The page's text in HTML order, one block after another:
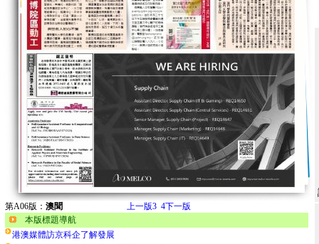
第A06版： 澳聞 上一版3 4下一版
本版標題導航
港澳媒體訪京科企了解發展